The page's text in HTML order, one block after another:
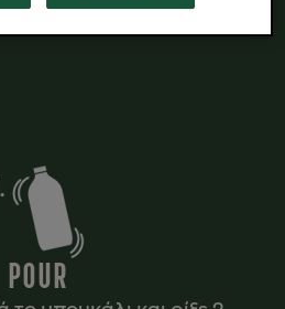
POUR